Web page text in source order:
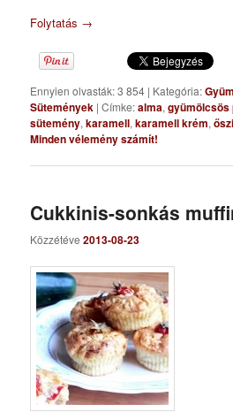
Folytatás →
Ennyien olvasták: 3 854 | Kategória:
Sütemények |Címke:alma,gyümölcsös
sütemény,karamell,karamell krém,
Minden vélemény számít!
Cukkinis-sonkás
Közzétéve2013-08-23